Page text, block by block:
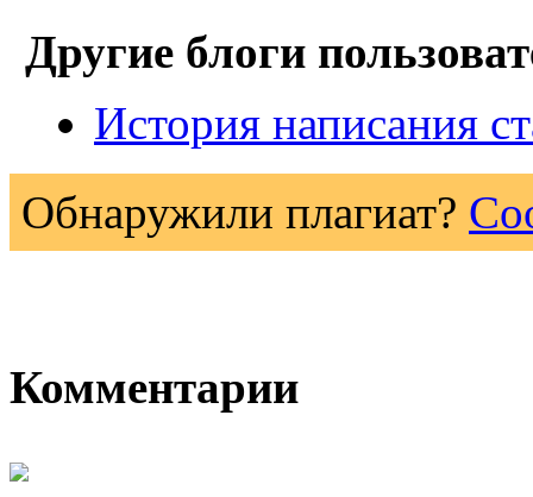
Другие блоги
История написания
Обнаружили плагиат?
Комментарии